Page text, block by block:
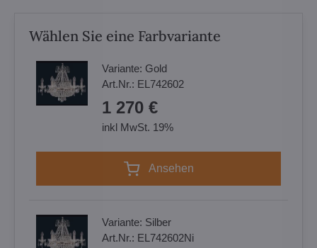
Wählen Sie eine Farbvariante
Variante: Gold
Art.Nr.: EL742602
1 270 €
inkl MwSt. 19%
Ansehen
Variante: Silber
Art.Nr.: EL742602Ni